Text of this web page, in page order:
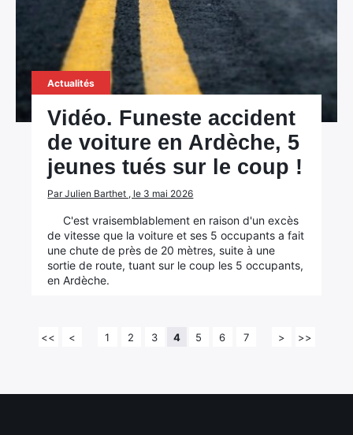
Actualités
Vidéo. Funeste accident
de voiture en Ardèche, 5
jeunes tués sur le coup !
Par Julien Barthet , le 3 mai 2026
C'est vraisemblablement en raison d'un excès
de vitesse que la voiture et ses 5 occupants a fait
une chute de près de 20 mètres, suite à une
sortie de route, tuant sur le coup les 5 occupants,
en Ardèche.
<< < 1 2 3 4 5 6 7 > >>